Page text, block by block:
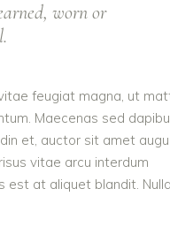
worn or
feugiat magna, ut
Maecenas sed
et, auctor sit amet
vitae arcu interdum
est at aliquet blandit.